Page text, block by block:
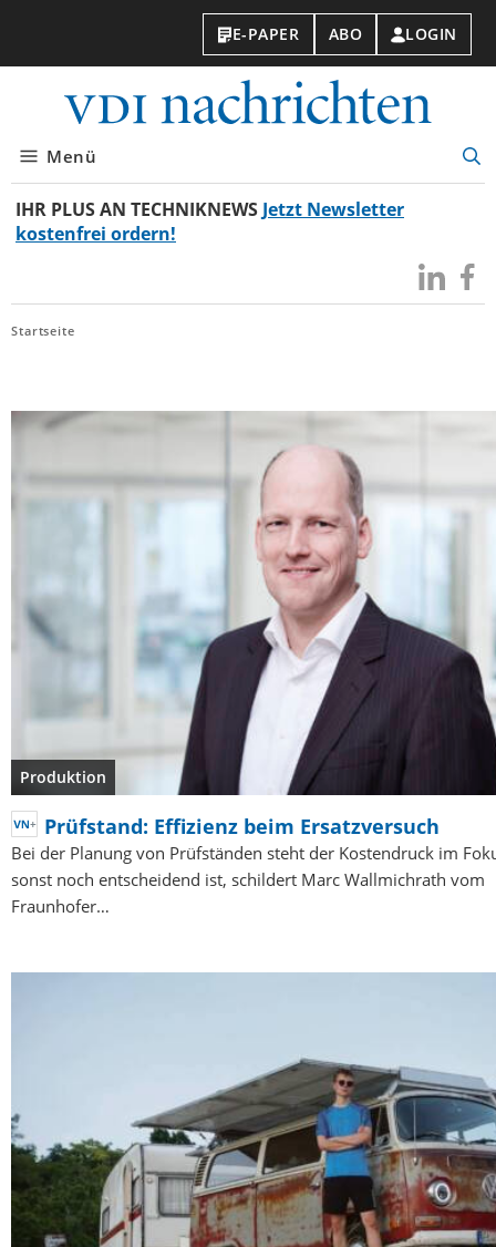
E-PAPER ABO LOGIN
Menü
IHR PLUS AN TECHNIKNEWS Jetzt Newsletter
kostenfrei ordern!
Besuchen
Sie
Sie
Startseite
Produktion
Prüfstand: Effizienz beim Ersatzversuch
Bei der Planung von Prüfständen steht der Kostendruck im
sonst noch entscheidend ist, schildert Marc Wallmichrath vom
Fraunhofer…